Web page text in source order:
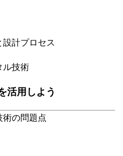
計プロセス
ル技術
活用しよう
術の問題点